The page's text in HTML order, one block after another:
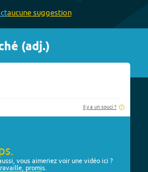
aucunesuggestion
(adj.)
Il y a un souci ?
vous aimeriez voir une vidéo ici ?
promis.